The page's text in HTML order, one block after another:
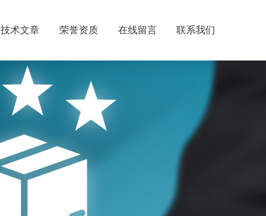
技术文章 荣誉资质 在线留言 联系我们